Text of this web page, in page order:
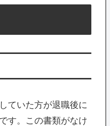
ていた方が退職後に
す。この書類がなけ